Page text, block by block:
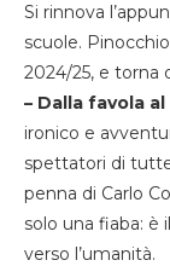
Si rinnova
scuole.
2024/25, e torna
– Dalla favola
ironico e
spettatori di
penna di Carlo
solo una fiaba: è
verso l’umanità.